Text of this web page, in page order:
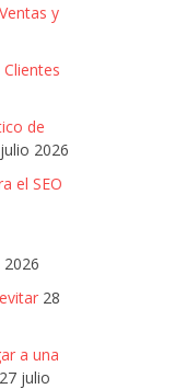
y
de
2026
el SEO
28
a una
27 julio